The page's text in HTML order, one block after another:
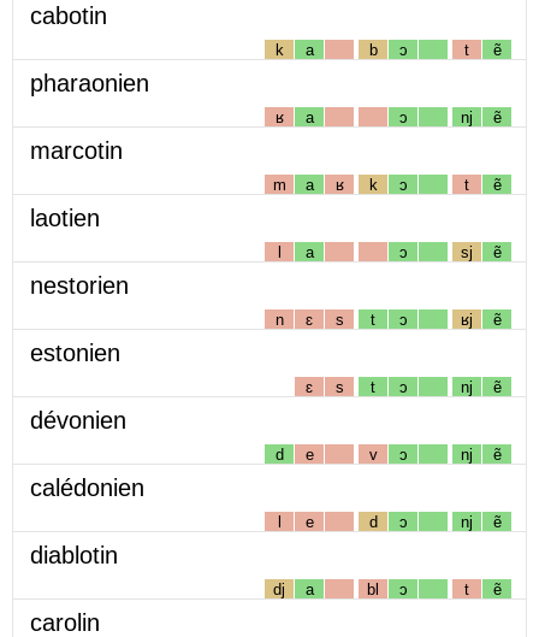
cabotin
k a b ɔ t ẽ
pharaonien
ʁ a ɔ nj ẽ
marcotin
m a ʁ k ɔ t ẽ
laotien
l a ɔ sj ẽ
nestorien
n ɛ s t ɔ ʁj ẽ
estonien
ɛ s t ɔ nj ẽ
dévonien
d e v ɔ nj ẽ
calédonien
l e d ɔ nj ẽ
diablotin
dj a bl ɔ t ẽ
carolin